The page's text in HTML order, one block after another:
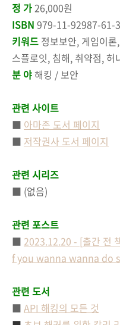
정 가26,000원
ISBN 979-11-92987-61-
키워드 정보보안, 게임이
스플로잇, 침해, 취약점, 허
분 야해킹 / 보안
관련 사이트
■ 아마존 도서 페이지
■ 저작권사 도서 페이지
관련 시리즈
■ (없음)
관련 포스트
■ 2023.12.20 - [출간 전
f you wanna wanna do
관련 도서
■ API 해킹의 모든 것